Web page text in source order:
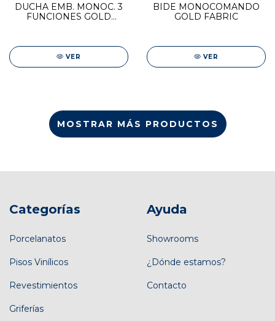
DUCHA EMB. MONOC. 3
FUNCIONES GOLD
VER
BIDE MONOCOMANDO
GOLD FABRIC
VER
MOSTRAR MÁS PRODUCTOS
Categorías
Porcelanatos
Pisos Vinílicos
Revestimientos
Griferías
Ayuda
Showrooms
¿Dónde estamos?
Contacto